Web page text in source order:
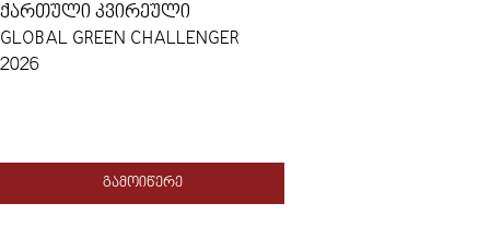
ᲥᲐᲠᲗᲣᲚᲘ ᲙᲕᲘᲠᲔᲣᲚᲘ
GLOBAL GREEN CHALLENGER
2026
ᲒᲐᲛᲝᲘᲬᲔᲠᲔ